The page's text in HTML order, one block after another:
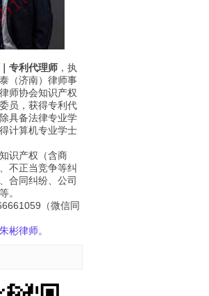
专利代理师，执
（济南）律师事
师协会知识产权
员，获得专利代
具备法律专业学
计算机专业学士
知识产权（含商
不正当竞争等纠
合同纠纷、公司
。
（微信同
朱彬律师。